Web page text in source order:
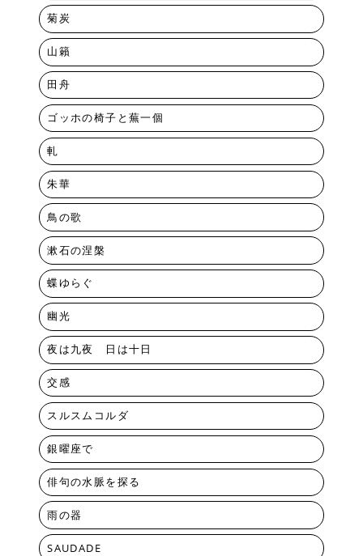
菊炭
山籟
田舟
ゴッホの椅子と蕪一個
軋
朱華
鳥の歌
漱石の涅槃
蝶ゆらぐ
幽光
夜は九夜 日は十日
交感
スルスムコルダ
銀曜座で
俳句の水脈を探る
雨の器
SAUDADE